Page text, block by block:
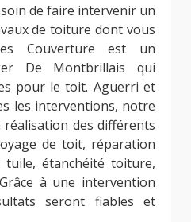
de faire intervenir un
de toiture dont vous
Couverture est un
De Montbrillais qui
pour le toit. Aguerri et
les interventions, notre
réalisation des différents
de toit, réparation
étanchéité toiture,
à une intervention
seront fiables et